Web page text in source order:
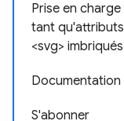
Prise en
tant
<svg> imbriqués
S'abonner